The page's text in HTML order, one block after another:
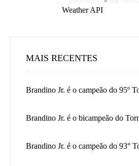
MAIS RECENTES
Brandino Jr. é o campeão do 95º
Brandino Jr. é o bicampeão do
Brandino Jr. é o campeão do 93°